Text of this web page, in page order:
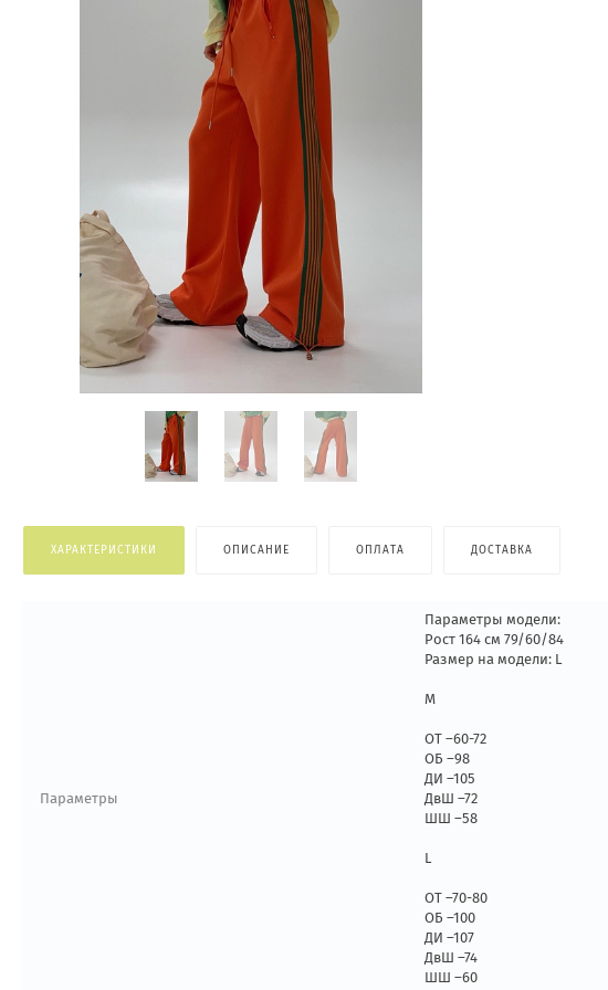
ХАРАКТЕРИСТИКИ ОПИСАНИЕ ОПЛАТА ДОСТАВКА
Параметры
Параметры модели:
Рост 164 см 79/60/84
Размер на модели: L
M
ОТ –60-72
ОБ –98
ДИ –105
ДвШ –72
ШШ –58
L
ОТ –70-80
ОБ –100
ДИ –107
ДвШ –74
ШШ –60